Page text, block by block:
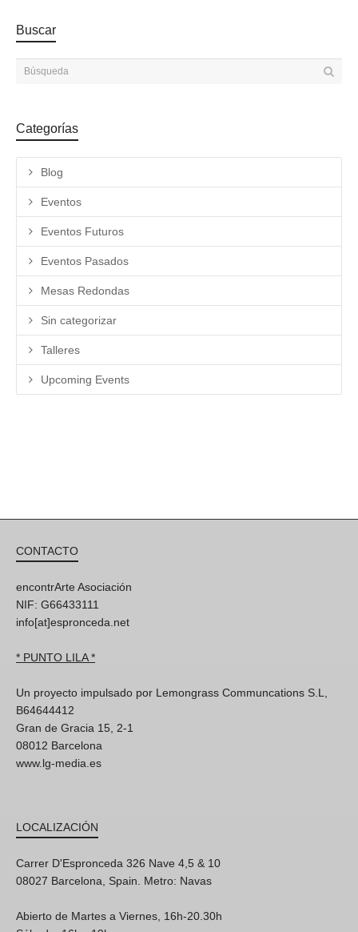
Buscar
Categorías
Blog
Eventos
Eventos Futuros
Eventos Pasados
Mesas Redondas
Sin categorizar
Talleres
Upcoming Events
CONTACTO
encontrArte Asociación
NIF: G66433111
info[at]espronceda.net
* PUNTO LILA *
Un proyecto impulsado por Lemongrass Communcations S.L,
B64644412
Gran de Gracia 15, 2-1
08012 Barcelona
www.lg-media.es
LOCALIZACIÓN
Carrer D'Espronceda 326 Nave 4,5 & 10
08027 Barcelona, Spain. Metro: Navas
Abierto de Martes a Viernes, 16h-20.30h